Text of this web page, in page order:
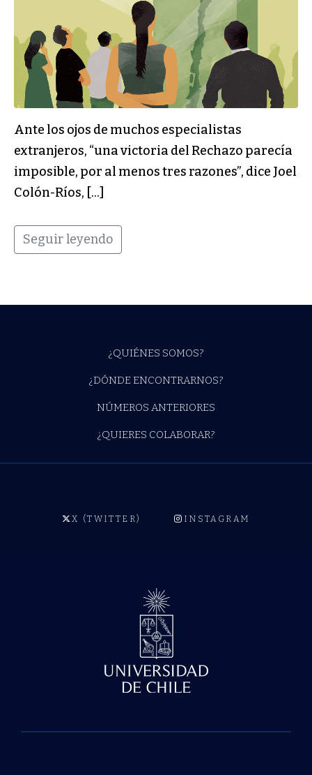
Ante los ojos de muchos especialistas
extranjeros, “una victoria del Rechazo parecía
imposible, por al menos tres razones”, dice Joel
Colón-Ríos, […]
Seguir leyendo
¿QUIÉNES SOMOS?
¿DÓNDE ENCONTRARNOS?
NÚMEROS ANTERIORES
¿QUIERES COLABORAR?
X (TWITTER) INSTAGRAM